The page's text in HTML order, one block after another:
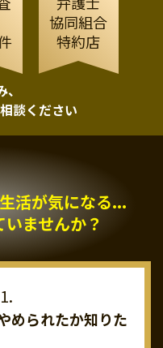
協同組合
特約店
談ください
活が気になる...
ませんか？
められたか知りた